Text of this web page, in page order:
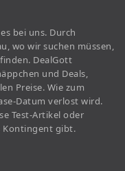
bei uns. Durch
wo wir suchen müssen,
DealGott
und Deals,
Preise. Wie zum
Datum verlost wird.
Test-Artikel oder
Kontingent gibt.